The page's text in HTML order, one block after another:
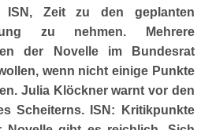
Zeit zu den geplanten
zu nehmen. Mehrere
der Novelle im Bundesrat
wenn nicht einige Punkte
Julia Klöckner warnt vor den
Scheiterns. ISN: Kritikpunkte